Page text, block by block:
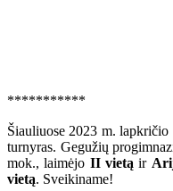
***********
Šiauliuose 2023 m.
turnyras. Gegužių
mok., laimėjo II vietą ir
vietą. Sveikiname!